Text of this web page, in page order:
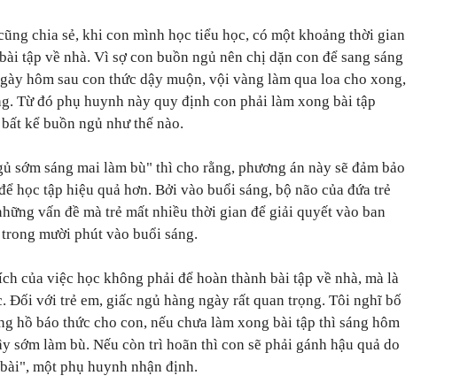
chia sẻ, khi con mình học tiểu học, có một khoảng thời gian
tập về nhà. Vì sợ con buồn ngủ nên chị dặn con để sang sáng
hôm sau con thức dậy muộn, vội vàng làm qua loa cho xong,
Từ đó phụ huynh này quy định con phải làm xong bài tập
kể buồn ngủ như thế nào.
sớm sáng mai làm bù" thì cho rằng, phương án này sẽ đảm bảo
học tập hiệu quả hơn. Bởi vào buổi sáng, bộ não của đứa trẻ
vấn đề mà trẻ mất nhiều thời gian để giải quyết vào ban
mười phút vào buổi sáng.
của việc học không phải để hoàn thành bài tập về nhà, mà là
Đối với trẻ em, giấc ngủ hàng ngày rất quan trọng. Tôi nghĩ bố
hồ báo thức cho con, nếu chưa làm xong bài tập thì sáng hôm
sớm làm bù. Nếu còn trì hoãn thì con sẽ phải gánh hậu quả do
một phụ huynh nhận định.